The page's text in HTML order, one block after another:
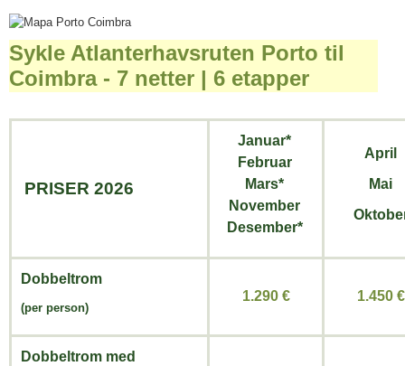
Sykle Atlanterhavsruten Porto til
Coimbra - 7 netter | 6 etapper
PRISER 2026
Januar*
Februar
Mars*
November
Desember*
April
Mai
Dobbeltrom
(per person)
1.290 € 1.450 €
Dobbeltrom med